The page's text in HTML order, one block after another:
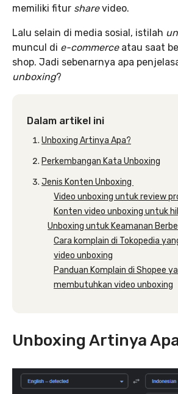
memiliki fitur sharevideo.
Lalu selain di media sosial, istilah
muncul di e-commerceatau saat
shop. Jadi sebenarnya apa
unboxing?
Dalam artikel ini
Unboxing Artinya Apa?
Perkembangan Kata Unboxing
Jenis Konten Unboxing
Video unboxing untuk review
Konten video unboxing untuk
Unboxing untuk Keamanan
Cara komplain di Tokopedia
video unboxing
Panduan Komplain di Shopee
membutuhkan video unboxing
Unboxing Artinya